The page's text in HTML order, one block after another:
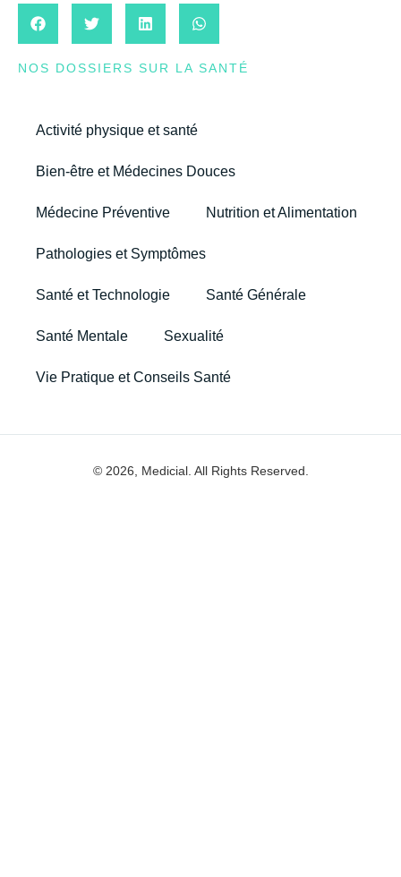
NOS DOSSIERS SUR LA SANTÉ
Activité physique et santé
Bien-être et Médecines Douces
Médecine Préventive Nutrition et Alimentation
Pathologies et Symptômes
Santé et Technologie Santé Générale
Santé Mentale Sexualité
Vie Pratique et Conseils Santé
© 2026, Medicial. All Rights Reserved.